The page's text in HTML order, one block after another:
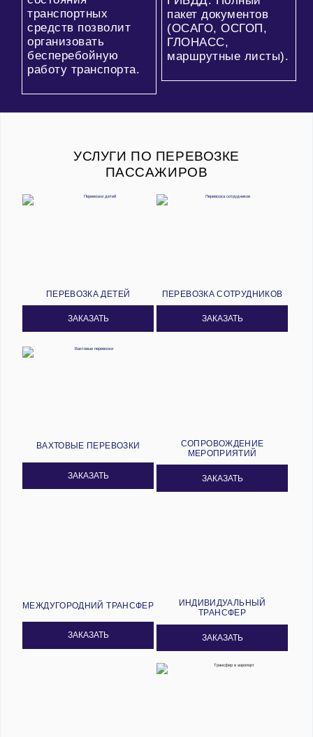
транспортных
средств позволит
организовать
бесперебойную
работу транспорта.
пакет документов
(ОСАГО, ОСГОП,
ГЛОНАСС,
маршрутные листы).
УСЛУГИ ПО ПЕРЕВОЗКЕ
ПАССАЖИРОВ
ПЕРЕВОЗКА ДЕТЕЙ
ЗАКАЗАТЬ
ПЕРЕВОЗКА СОТРУДНИКОВ
ЗАКАЗАТЬ
ВАХТОВЫЕ ПЕРЕВОЗКИ
ЗАКАЗАТЬ
СОПРОВОЖДЕНИЕ
МЕРОПРИЯТИЙ
ЗАКАЗАТЬ
МЕЖДУГОРОДНИЙ ТРАНСФЕР
ЗАКАЗАТЬ
ИНДИВИДУАЛЬНЫЙ
ТРАНСФЕР
ЗАКАЗАТЬ